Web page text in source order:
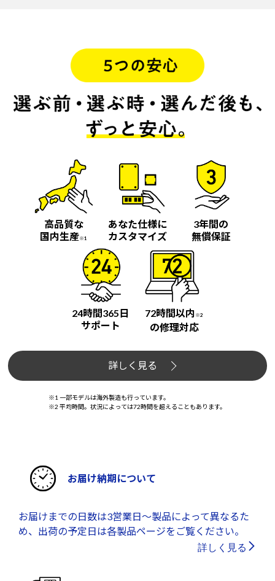
高品質な
国内生産※1
あなた仕様に
カスタマイズ
3年間の
無償保証
24時間365日
サポート
72時間以内 ※2
の修理対応
詳しく見る
※1 一部モデルは海外製造も行っています。
※2 平均時間。状況によっては72時間を超えることもあります。
お届け納期について
お届けまでの日数は3営業日～製品によって異なるた
め、出荷の予定日は各製品ページをご覧ください。
詳しく見る